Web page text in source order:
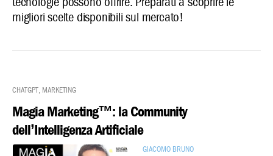
migliori scelte disponibili sul mercato!
ChatGPT,Marketing
Magia Marketing™: la Community
dell’Intelligenza Artificiale
Giacomo Bruno